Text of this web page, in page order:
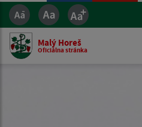
Malý Horeš
Oficiálna stránka